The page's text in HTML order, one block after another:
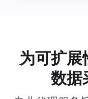
为可扩展
数据